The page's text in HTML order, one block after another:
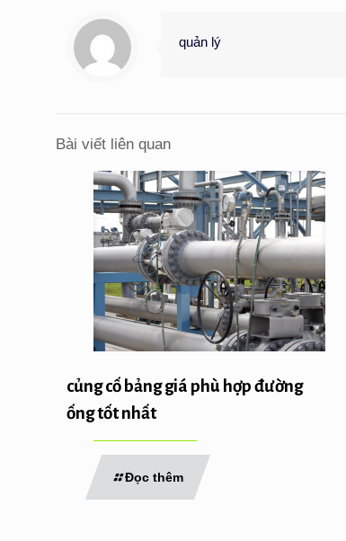
quản lý
Bài viết liên quan
củng cố bảng giá phù hợp đường
ống tốt nhất
Đọc thêm